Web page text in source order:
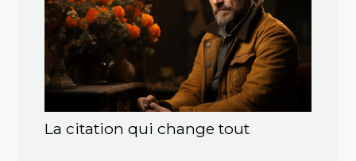
La citation qui change tout